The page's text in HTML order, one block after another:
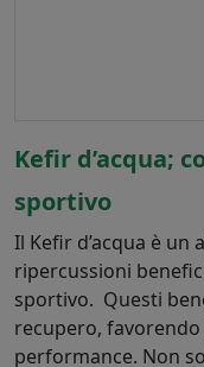
Kefir d’acqua;
sportivo
Il Kefir d’acqua è
ripercussioni
sportivo. Questi
recupero,
performance. Non